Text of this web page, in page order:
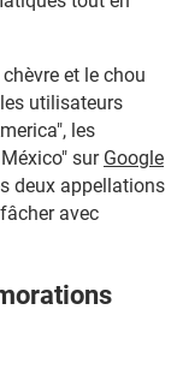
et le chou
utilisateurs
les
sur Google
deux appellations
avec